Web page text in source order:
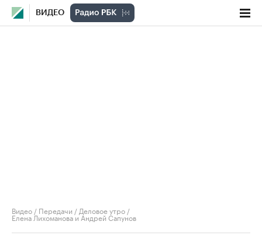
ВИДЕО
Видео / Передачи / Деловое утро /
Елена Лихоманова и Андрей Сапунов